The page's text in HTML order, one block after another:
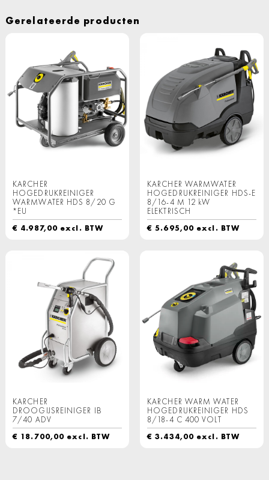
Gerelateerde producten
KARCHER
HOGEDRUKREINIGER
WARMWATER HDS 8/20 G
*EU
€ 4.987,00 excl. BTW
KARCHER WARMWATER
HOGEDRUKREINIGER HDS-E
8/16-4 M 12 kW
ELEKTRISCH
€ 5.695,00 excl. BTW
KARCHER
DROOGIJSREINIGER IB
7/40 ADV
€ 18.700,00 excl. BTW
KARCHER WARM WATER
HOGEDRUKREINIGER HDS
8/18-4 C 400 VOLT
€ 3.434,00 excl. BTW